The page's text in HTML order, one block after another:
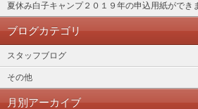
夏休み白子キャンプ２０１９年の申込用紙ができ
ブログカテゴリ
スタッフブログ
その他
月別アーカイブ